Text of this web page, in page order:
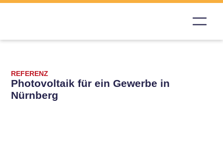
REFERENZ
Photovoltaik für ein Gewerbe in
Nürnberg